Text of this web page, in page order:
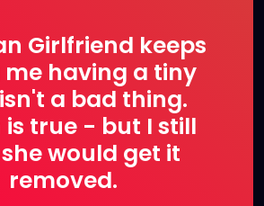
Girlfriend keeps
having a tiny
a bad thing.
is true - but I still
would get it
removed.